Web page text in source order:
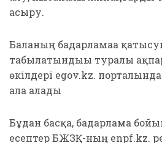
асыру.
Баланың бағдарламаға
табылатындығы туралы
өкілдері egov.kz.
ала алады
Бұдан басқа, бағдарлама
есептер БЖЗҚ-ның enpf.kz.